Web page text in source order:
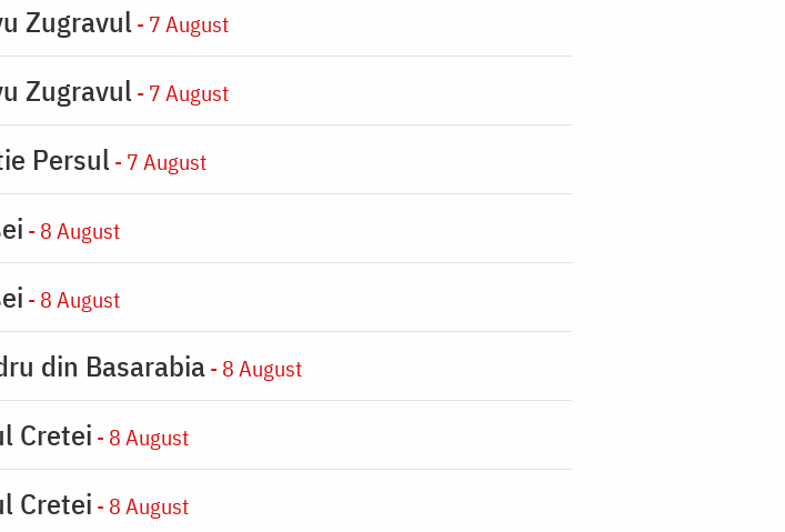
Zugravul - 7 August
Zugravul - 7 August
Persul - 7 August
- 8 August
- 8 August
din Basarabia- 8 August
Cretei - 8 August
Cretei - 8 August